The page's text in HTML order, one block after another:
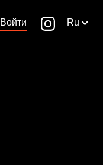
Войти Ru